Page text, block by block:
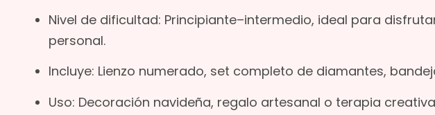
Nivel de dificultad: Principiante–intermedio, ideal para
personal.
Incluye: Lienzo numerado, set completo de diamantes,
Uso: Decoración navideña, regalo artesanal o terapia